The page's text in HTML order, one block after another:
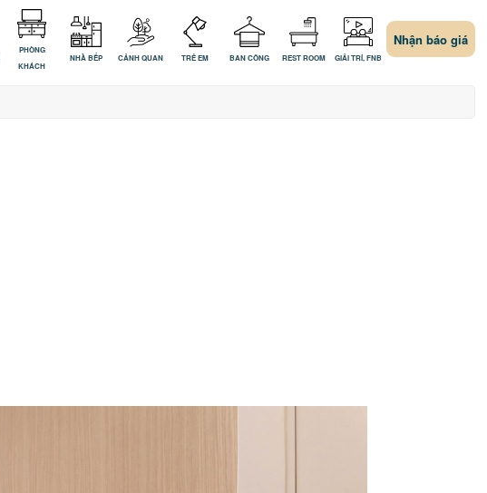
PHÒNG
KHÁCH
NHÀ BẾP CẢNH QUAN TRẺ EM BAN CÔNG REST ROOM GIẢI TRÍ, FNB
Nhận báo giá